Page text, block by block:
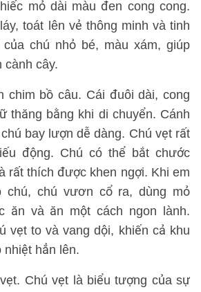
mỏ dài màu đen cong cong.
toát lên vẻ thông minh và tinh
chú nhỏ bé, màu xám, giúp
cành cây.
chim bồ câu. Cái đuôi dài, cong
thăng bằng khi di chuyển. Cánh
bay lượn dễ dàng. Chú vẹt rất
động. Chú có thể bắt chước
rất thích được khen ngợi. Khi em
chú, chú vươn cổ ra, dùng mỏ
ăn và ăn một cách ngon lành.
vẹt to và vang dội, khiến cả khu
hẳn lên.
Chú vẹt là biểu tượng của sự